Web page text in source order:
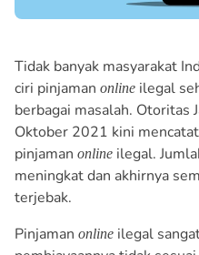
Tidak banyak masyarakat
ciri pinjaman online ilegal
berbagai masalah. Otoritas
Oktober 2021 kini
pinjaman online ilegal.
meningkat dan akhirnya
terjebak.
Pinjaman online ilegal